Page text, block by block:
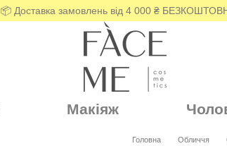
📦 Доставка замовлень від 4 000 ₴
Макіяж
Головна Обличчя